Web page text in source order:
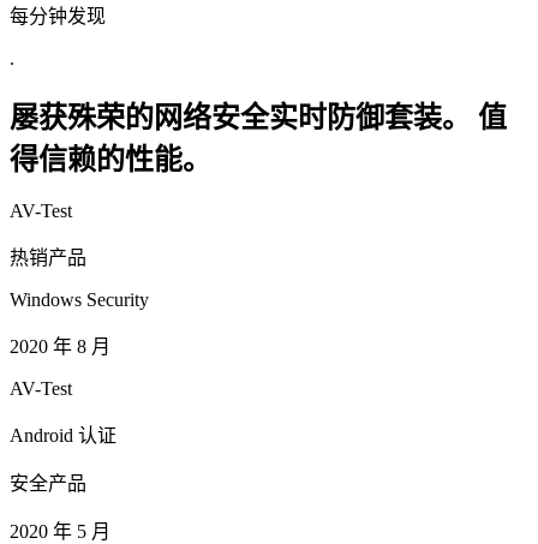
每分钟发现
.
屡获殊荣的网络安全实时防御套装。 值
得信赖的性能。
AV-Test
热销产品
Windows Security
2020 年 8 月
AV-Test
Android 认证
安全产品
2020 年 5 月